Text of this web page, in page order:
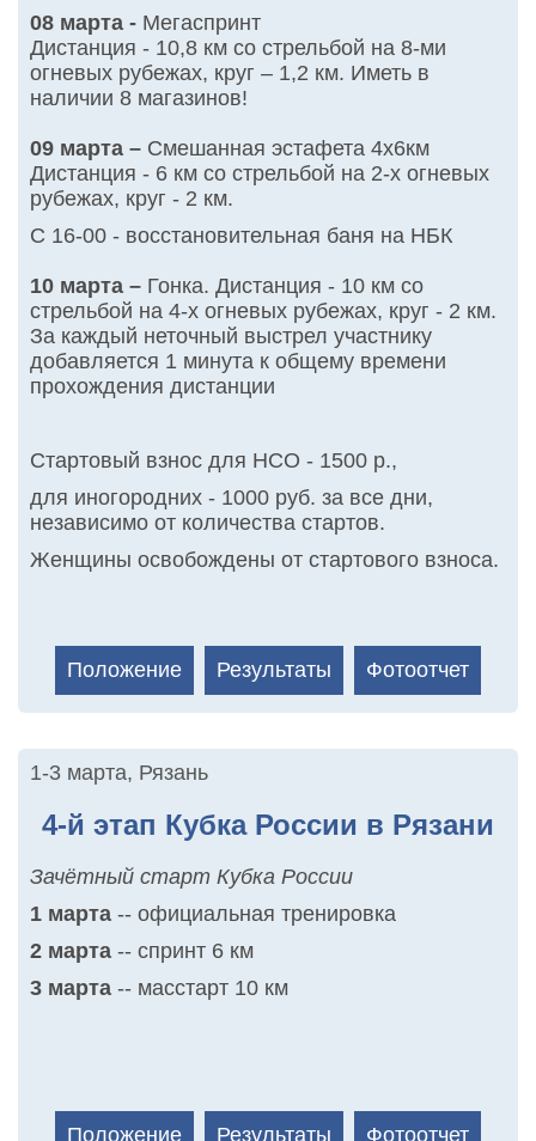
08 марта - Мегаспринт
Дистанция - 10,8 км со стрельбой на 8-ми
огневых рубежах, круг – 1,2 км. Иметь в
наличии 8 магазинов!
09 марта – Смешанная эстафета 4х6км
Дистанция - 6 км со стрельбой на 2-х огневых
рубежах, круг - 2 км.
С 16-00 - восстановительная баня на НБК
10 марта – Гонка. Дистанция - 10 км со
стрельбой на 4-х огневых рубежах, круг - 2 км.
За каждый неточный выстрел участнику
добавляется 1 минута к общему времени
прохождения дистанции
Стартовый взнос для НСО - 1500 р.,
для иногородних - 1000 руб. за все дни,
независимо от количества стартов.
Женщины освобождены от стартового взноса.
Положение Результаты Фотоотчет
1-3 марта, Рязань
4-й этап Кубка России в Рязани
Зачётный старт Кубка России
1 марта -- официальная тренировка
2 марта -- спринт 6 км
3 марта -- масстарт 10 км
Положение Результаты Фотоотчет